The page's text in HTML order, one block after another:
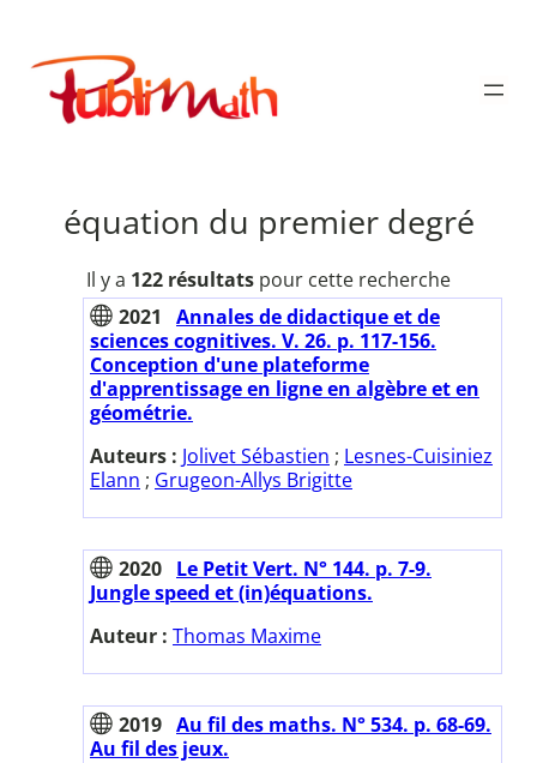
contenu
Publimath
équation du premier degré
Il y a 122 résultats pour cette recherche
2021
Annales de didactique et de
sciences cognitives. V. 26. p. 117-156.
Conception d'une plateforme
d'apprentissage en ligne en algèbre et en
géométrie.
Auteurs : Jolivet Sébastien ; Lesnes-Cuisiniez
Elann ; Grugeon-Allys Brigitte
2020 Le Petit Vert. N° 144. p. 7-9.
Jungle speed et (in)équations.
Auteur : Thomas Maxime
2019 Au fil des maths. N° 534. p. 68-69.
Au fil des jeux.